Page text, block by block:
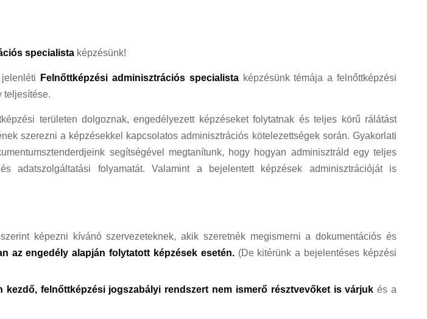
specialista képzésünk!
Felnőttképzési adminisztrációs specialista képzésünk témája a felnőttképzési
teljesítése.
területen dolgoznak, engedélyezett képzéseket folytatnak és teljes körű rálátást
szerezni a képzésekkel kapcsolatos adminisztrációs kötelezettségek során. Gyakorlati
segítségével megtanítunk, hogy hogyan adminisztráld egy teljes
adatszolgáltatási folyamatát. Valamint a bejelentett képzések adminisztrációját is
képezni kívánó szervezeteknek, akik szeretnék megismerni a dokumentációs és
az engedély alapján folytatott képzések esetén. (De kitérünk a bejelentéses képzési
kezdő, felnőttképzési jogszabályi rendszert nem ismerő résztvevőket is várjuk és a